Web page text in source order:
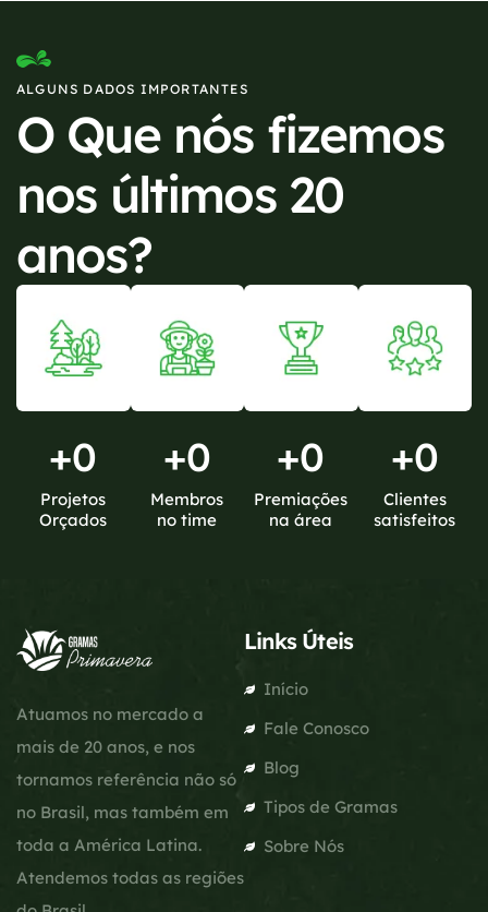
ALGUNS DADOS IMPORTANTES
O Que nós fizemos
nos últimos 20
anos?
+0
Projetos
Orçados
+0
Membros
no time
+0
Premiações
na área
+0
Clientes
satisfeitos
Atuamos no mercado a
mais de 20 anos, e nos
tornamos referência não só
no Brasil, mas também em
toda a América Latina.
Atendemos todas as regiões
Links Úteis
Início
Fale Conosco
Blog
Tipos de Gramas
Sobre Nós